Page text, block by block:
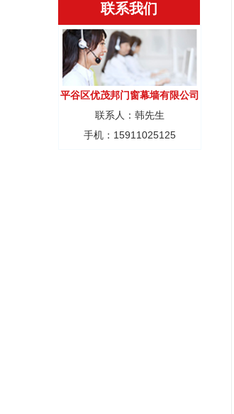
联系我们
平谷区优茂邦门窗幕墙有限公司
联系人：韩先生
手机：15911025125